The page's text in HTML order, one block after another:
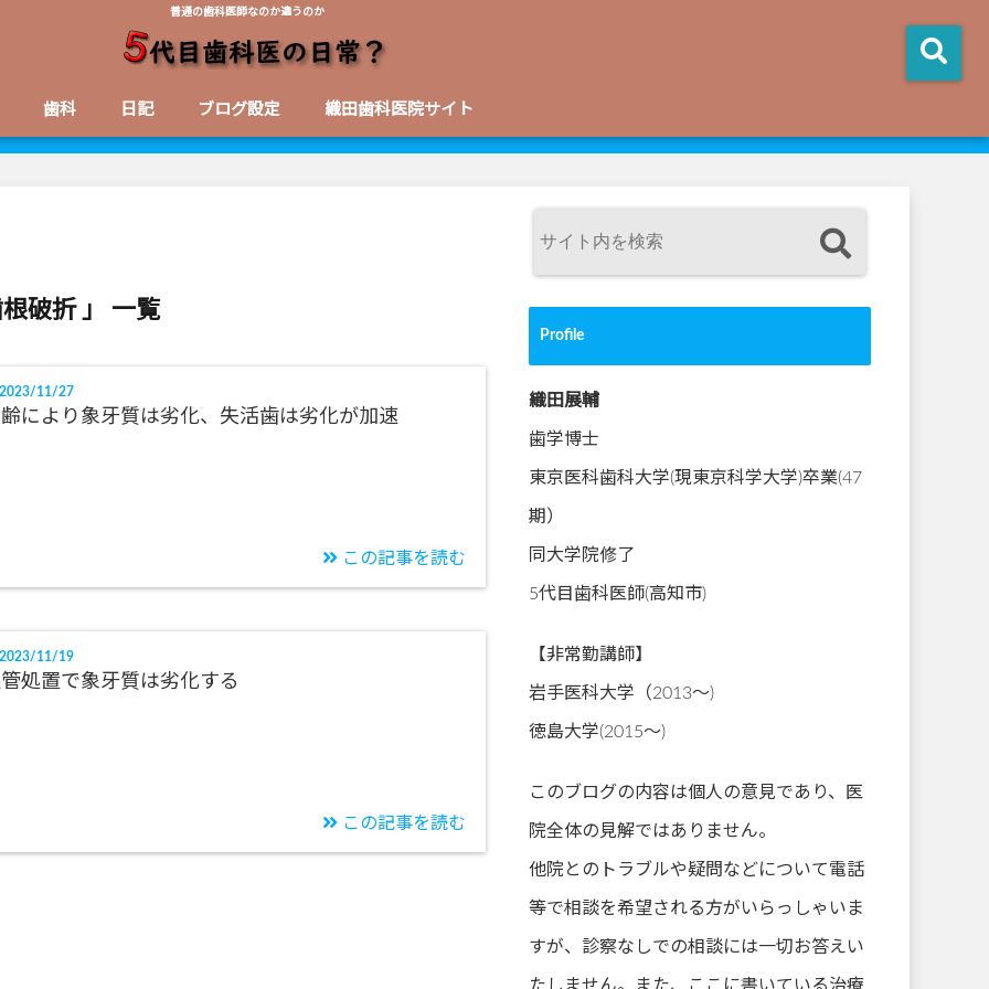
普通の歯科医師なのか違うのか
歯科 日記 ブログ設定 織田歯科医院サイト
破折 」 一覧
11/27
により象牙質は劣化、失活歯は劣化が加速
この記事を読む
11/19
処置で象牙質は劣化する
この記事を読む
Profile
織田展輔
歯学博士
東京医科歯科大学(現東京科学大学)卒業(47
期）
同大学院修了
5代目歯科医師(高知市)
【非常勤講師】
岩手医科大学（2013～)
徳島大学(2015～)
このブログの内容は個人の意見であり、医
院全体の見解ではありません。
他院とのトラブルや疑問などについて電話
等で相談を希望される方がいらっしゃいま
すが、診察なしでの相談には一切お答えい